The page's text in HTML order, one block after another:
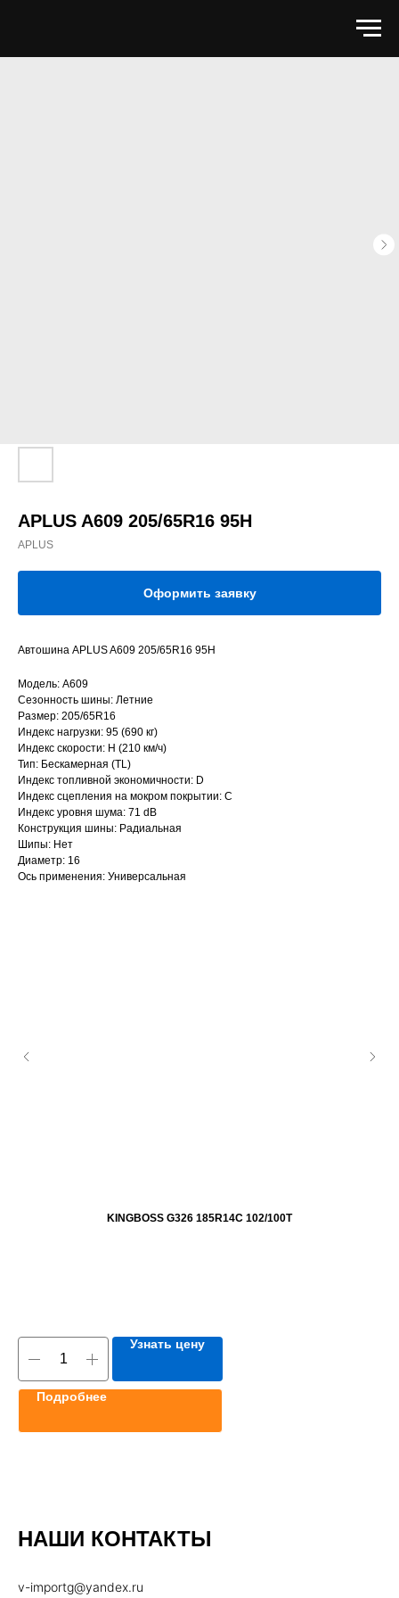
APLUS A609 205/65R16 95H
APLUS
Оформить заявку
Автошина APLUS A609 205/65R16 95H
Модель: A609
Сезонность шины: Летние
Размер: 205/65R16
Индекс нагрузки: 95 (690 кг)
Индекс скорости: H (210 км/ч)
Тип: Бескамерная (TL)
Индекс топливной экономичности: D
Индекс сцепления на мокром покрытии: C
Индекс уровня шума: 71 dB
Конструкция шины: Радиальная
Шипы: Нет
Диаметр: 16
Ось применения: Универсальная
KINGBOSS G326 185R14C 102/100T
Узнать цену
Подробнее
НАШИ КОНТАКТЫ
v-importg@yandex.ru